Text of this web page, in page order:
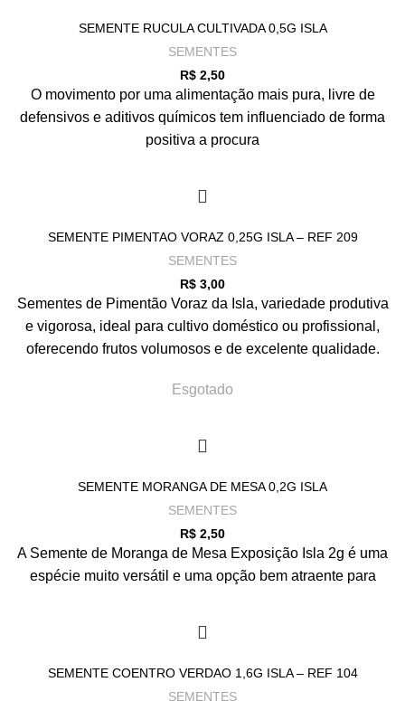
SEMENTE RUCULA CULTIVADA 0,5G ISLA
SEMENTES
R$ 2,50
O movimento por uma alimentação mais pura, livre de
defensivos e aditivos químicos tem influenciado de forma
positiva a procura
SEMENTE PIMENTAO VORAZ 0,25G ISLA – REF 209
SEMENTES
R$ 3,00
Sementes de Pimentão Voraz da Isla, variedade produtiva
e vigorosa, ideal para cultivo doméstico ou profissional,
oferecendo frutos volumosos e de excelente qualidade.
Esgotado
SEMENTE MORANGA DE MESA 0,2G ISLA
SEMENTES
R$ 2,50
A Semente de Moranga de Mesa Exposição Isla 2g é uma
espécie muito versátil e uma opção bem atraente para
SEMENTE COENTRO VERDAO 1,6G ISLA – REF 104
SEMENTES